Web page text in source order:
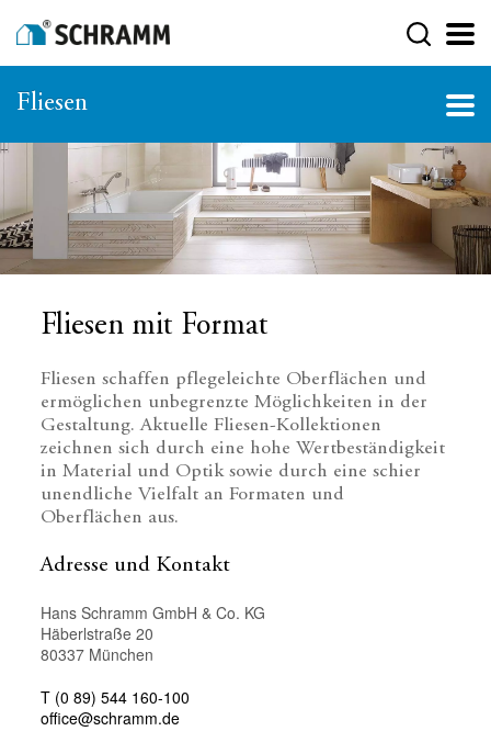
Fliesen
Fliesen mit Format
Fliesen schaffen pflegeleichte Oberflächen und
ermöglichen unbegrenzte Möglichkeiten in der
Gestaltung. Aktuelle Fliesen-Kollektionen
zeichnen sich durch eine hohe Wertbeständigkeit
in Material und Optik sowie durch eine schier
unendliche Vielfalt an Formaten und
Oberflächen aus.
Adresse und Kontakt
Hans Schramm GmbH & Co. KG
Häberlstraße 20
80337 München
T (0 89) 544 160-100
office@schramm.de